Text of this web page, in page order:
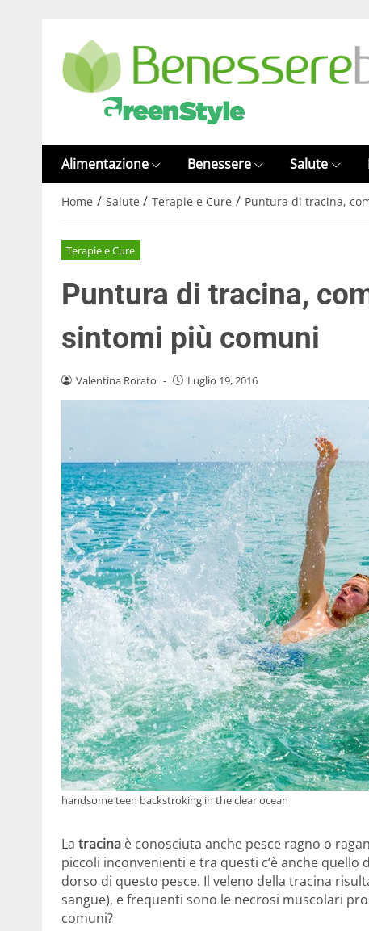
Alimentazione Benessere Salute
Home / Salute / Terapie e Cure / Puntura di tracina,
Terapie e Cure
Puntura di tracina,
sintomi più comuni
Valentina Rorato - Luglio 19, 2016
handsome teen backstroking in the clear ocean
La tracina è conosciuta anche pesce ragno o
piccoli inconvenienti e tra questi c’è anche
dorso di questo pesce. Il veleno della tracina
sangue), e frequenti sono le necrosi muscolari
comuni?